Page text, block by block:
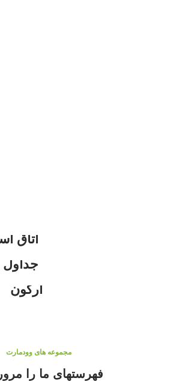
اتاق
صنعت
طراحی
سمت
جداول
گرافیک از
صندلی
ارگون
مجموعه های وودمارت
فهرستهای ما را